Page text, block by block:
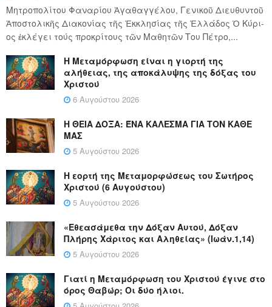
Μητροπολίτου Φαναρίου Ἀγαθαγγέλου, Γενικοῦ Διευθυντοῦ
Ἀποστολικῆς Διακονίας τῆς Ἐκκλησίας τῆς Ἑλλάδος Ὁ Κύ­ρι­
ος ἐκλέγει τούς προ­κρί­τους τῶν Μα­θη­τῶν Του Πέ­τρο,...
Η Μεταμόρφωση είναι η γιορτή της
αλήθειας, της αποκάλυψης της δόξας του
Χριστού
6 Αυγούστου 2026
Η ΘΕΙΑ ΔΟΞΑ: ΈΝΑ ΚΑΛΕΣΜΑ ΓΙΑ ΤΟΝ ΚΑΘΕ
ΜΑΣ
5 Αυγούστου 2026
Η εορτή της Μεταμορφώσεως του Σωτήρος
Χριστού (6 Αυγούστου)
5 Αυγούστου 2026
«Εθεασάμεθα την Δόξαν Αυτού, Δόξαν
Πλήρης Χάριτος και Αληθείας» (Ιωάν.1,14)
5 Αυγούστου 2026
Γιατί η Μεταμόρφωση του Χριστού έγινε στο
όρος Θαβώρ; Οι δύο ήλιοι.